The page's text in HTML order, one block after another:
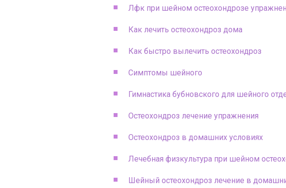
Лфк при шейном остеохондрозе
Как лечить остеохондроз дома
Как быстро вылечить остеохондроз
Симптомы шейного
Гимнастика бубновского для шейного
Остеохондроз лечение упражнения
Остеохондроз в домашних условиях
Лечебная физкультура при шейном
Шейный остеохондроз лечение в